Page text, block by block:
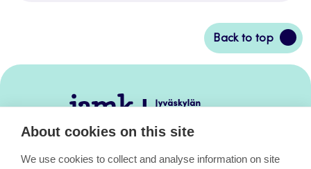
Back to top
Back
to
Jamk
Avoimet
About cookies on this site
We use cookies to collect and analyse information on site